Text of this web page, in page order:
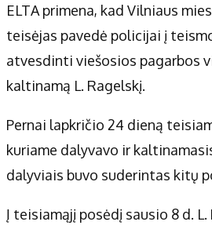
ELTA primena, kad Vilniaus
teisėjas pavedė policijai į
atvesdinti viešosios pagarbos
kaltinamą L. Ragelskį.
Pernai lapkričio 24 dieną
kuriame dalyvavo ir
dalyviais buvo suderintas kitų
Į teisiamąjį posėdį sausio 8 d.